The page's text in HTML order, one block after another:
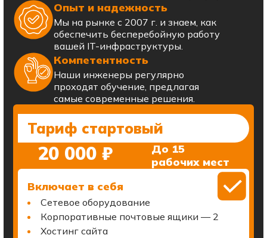
Опыт и надежность
Мы на рынке с 2007 г. и знаем, как
обеспечить бесперебойную работу
вашей IT-инфраструктуры.
Компетентность
Наши инженеры регулярно
проходят обучение, предлагая
самые современные решения.
Тариф стартовый
20 000 ₽
До 15
рабочих мест
Включает в себя
Сетевое оборудование
Корпоративные почтовые ящики — 2
Хостинг сайта